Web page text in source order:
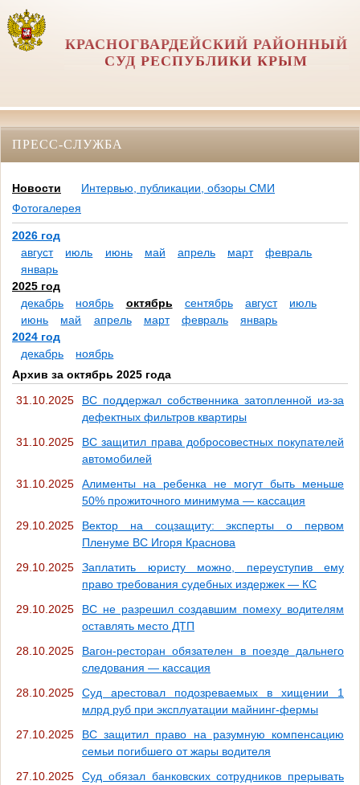
КРАСНОГВАРДЕЙСКИЙ РАЙОННЫЙ
СУД РЕСПУБЛИКИ КРЫМ
ПРЕСС-СЛУЖБА
Новости
Интервью, публикации, обзоры СМИ
Фотогалерея
2026 год
август
июль июнь май апрель март
февраль
январь
2025 год
декабрь
ноябрь октябрь сентябрь август
июль
июнь
май апрель март февраль
январь
2024 год
декабрь
ноябрь
Архив за октябрь 2025 года
31.10.2025
ВС поддержал собственника затопленной из-за
дефектных фильтров квартиры
31.10.2025
ВС защитил права добросовестных покупателей
автомобилей
31.10.2025
Алименты на ребенка не могут быть меньше
50% прожиточного минимума — кассация
29.10.2025
Вектор на соцзащиту: эксперты о первом
Пленуме ВС Игоря Краснова
29.10.2025
Заплатить юристу можно, переуступив ему
право требования судебных издержек — КС
29.10.2025
ВС не разрешил создавшим помеху водителям
оставлять место ДТП
28.10.2025
Вагон-ресторан обязателен в поезде дальнего
следования — кассация
28.10.2025
Суд арестовал подозреваемых в хищении 1
млрд руб при эксплуатации майнинг-фермы
27.10.2025
ВС защитил право на разумную компенсацию
семьи погибшего от жары водителя
27.10.2025
Суд обязал банковских сотрудников прерывать